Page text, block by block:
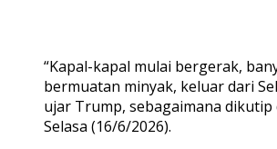
“Kapal-kapal mulai bergerak,
bermuatan minyak, keluar dari
ujar Trump, sebagaimana dikutip
Selasa (16/6/2026).